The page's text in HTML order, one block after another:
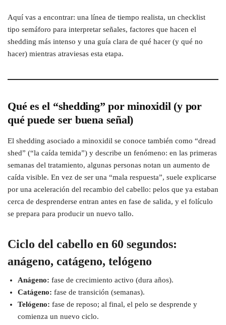
Aquí vas a encontrar: una línea de tiempo realista, un checklist
tipo semáforo para interpretar señales, factores que hacen el
shedding más intenso y una guía clara de qué hacer (y qué no
hacer) mientras atraviesas esta etapa.
Qué es el “shedding” por minoxidil (y por
qué puede ser buena señal)
El shedding asociado a minoxidil se conoce también como “dread
shed” (“la caída temida”) y describe un fenómeno: en las primeras
semanas del tratamiento, algunas personas notan un aumento de
caída visible. En vez de ser una “mala respuesta”, suele explicarse
por una aceleración del recambio del cabello: pelos que ya estaban
cerca de desprenderse entran antes en fase de salida, y el folículo
se prepara para producir un nuevo tallo.
Ciclo del cabello en 60 segundos:
anágeno, catágeno, telógeno
Anágeno: fase de crecimiento activo (dura años).
Catágeno: fase de transición (semanas).
Telógeno: fase de reposo; al final, el pelo se desprende y
comienza un nuevo ciclo.